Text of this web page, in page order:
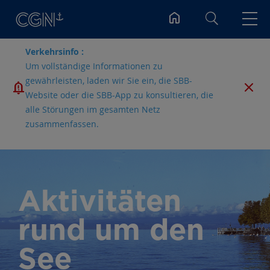
Verkehrsinfo :
Um vollständige Informationen zu
gewährleisten, laden wir Sie ein, die SBB-
Website oder die SBB-App zu konsultieren, die
alle Störungen im gesamten Netz
zusammenfassen.
Aktivitäten
rund um den
See